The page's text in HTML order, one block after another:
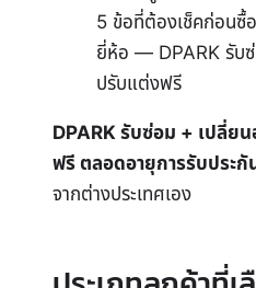
5 ข้อที่ต้องเช็คก่อนซื้
ยี่ห้อ — DPARK รับ
ปรับแต่งฟรี
DPARK รับซ่อม + เปลี่ย
ฟรี ตลอดอายุการรับประกั
จากต่างประเทศเอง